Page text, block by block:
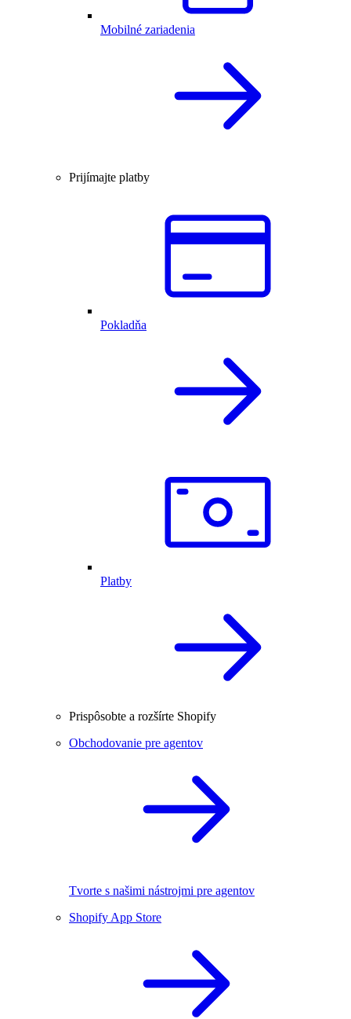
Mobilné zariadenia
Prijímajte platby
Pokladňa
Platby
Prispôsobte a rozšírte Shopify
Obchodovanie pre agentov
Tvorte s našimi nástrojmi pre agentov
Shopify App Store